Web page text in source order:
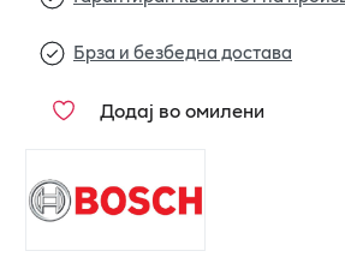
Брза и безбедна достава
Додај во омилени